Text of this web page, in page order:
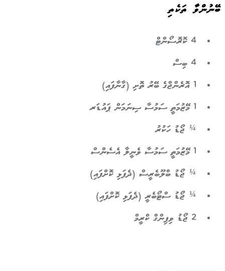
ބޭނުންވާ ތަކެތި
4 ކޮރޮސޯންޓް
4 ބިސް
¼ ޖޯޑު ހަކުރު
¼ ޖޯޑު ބްލޫބެރީސް (ދެފަޅި ކޮށްފައި)
¼ ޖޯޑު ސްޓޯބެރީ (ދެފަޅި ކޮށްފައި)
2 ޖޯޑު ވިޕިންގް ކްރީމް